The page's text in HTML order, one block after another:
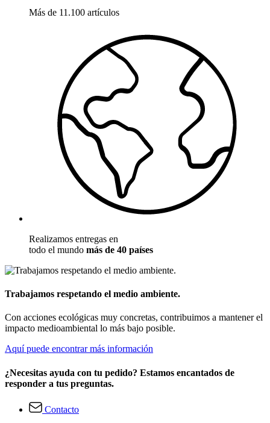
Más de 11.100 artículos
Realizamos entregas en
todo el mundo más de 40 países
Trabajamos respetando el medio ambiente.
Con acciones ecológicas muy concretas, contribuimos a mantener el
impacto medioambiental lo más bajo posible.
Aquí puede encontrar más información
¿Necesitas ayuda con tu pedido? Estamos encantados de
responder a tus preguntas.
Contacto